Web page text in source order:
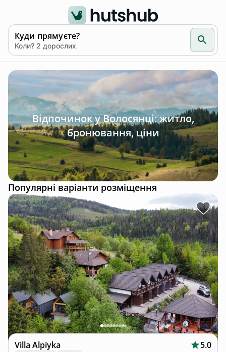
Сторінку не знайдено
Перейти на головну